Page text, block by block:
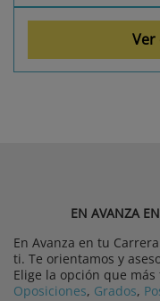
EN AVANZA
En Avanza en tu
ti. Te orientamos y
Elige la opción que
Oposiciones, Grados,